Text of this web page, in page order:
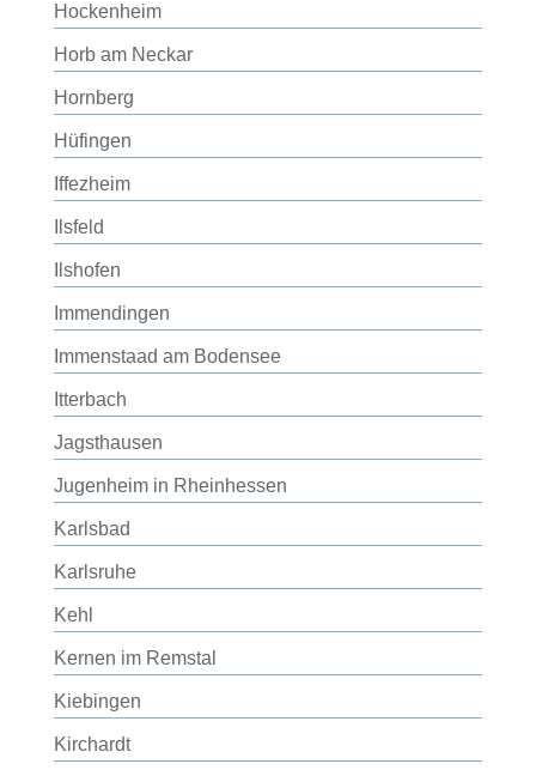
Hockenheim
Horb am Neckar
Hornberg
Hüfingen
Iffezheim
Ilsfeld
Ilshofen
Immendingen
Immenstaad am Bodensee
Itterbach
Jagsthausen
Jugenheim in Rheinhessen
Karlsbad
Karlsruhe
Kehl
Kernen im Remstal
Kiebingen
Kirchardt